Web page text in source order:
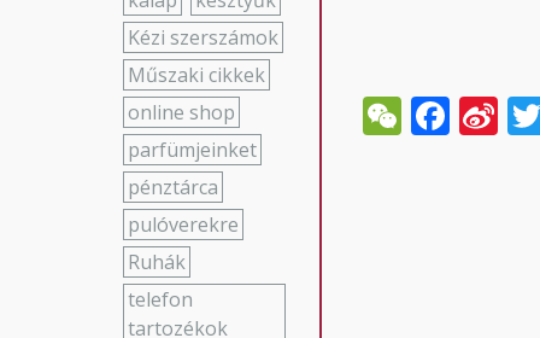
WeChat
Kézi szerszámok
Műszaki cikkek
online shop
parfümjeinket
pénztárca
pulóverekre
Ruhák
telefon
tartozékok